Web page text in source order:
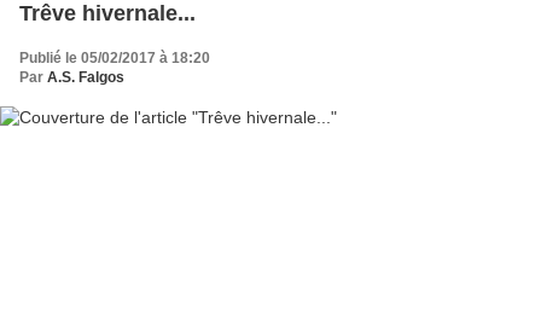
Trêve hivernale...
Publié le 05/02/2017 à 18:20
Par A.S. Falgos